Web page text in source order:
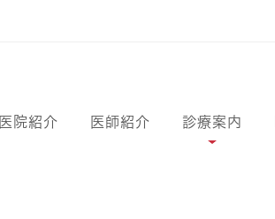
医院紹介 医師紹介 診療案内